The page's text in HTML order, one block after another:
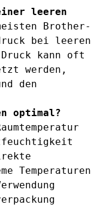
leeren
Brother-
bei leeren
Druck kann oft
werden,
den
optimal?
Temperaturen